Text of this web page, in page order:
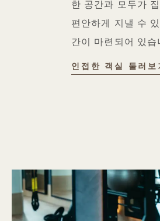
한 공간과 모두가
편안하게 지낼 수
간이 마련되어 있습
인접한 객실 둘러보